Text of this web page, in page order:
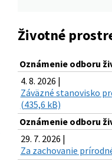
Životné
Oznámenie odboru
4. 8. 2026 |
Záväzné stanovisko
(435,6 kB)
Oznámenie odboru
29. 7. 2026 |
Za zachovanie